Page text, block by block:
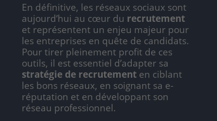
En définitive, les réseaux sociaux sont
aujourd’hui au cœur du recrutement
et représentent un enjeu majeur pour
les entreprises en quête de candidats.
Pour tirer pleinement profit de ces
outils, il est essentiel d’adapter sa
stratégie de recrutementen ciblant
les bons réseaux, en soignant sa e-
réputation et en développant son
réseau professionnel.